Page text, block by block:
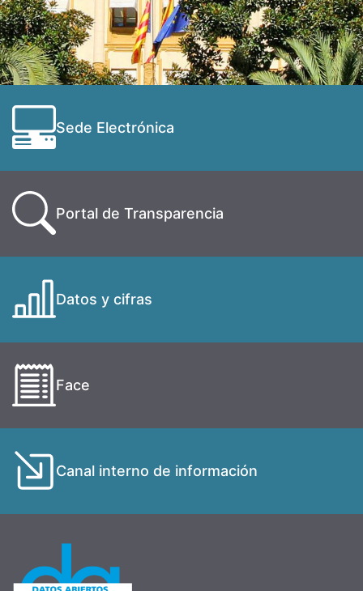
Sede Electrónica
Portal de Transparencia
Datos y cifras
Face
Canal interno de información